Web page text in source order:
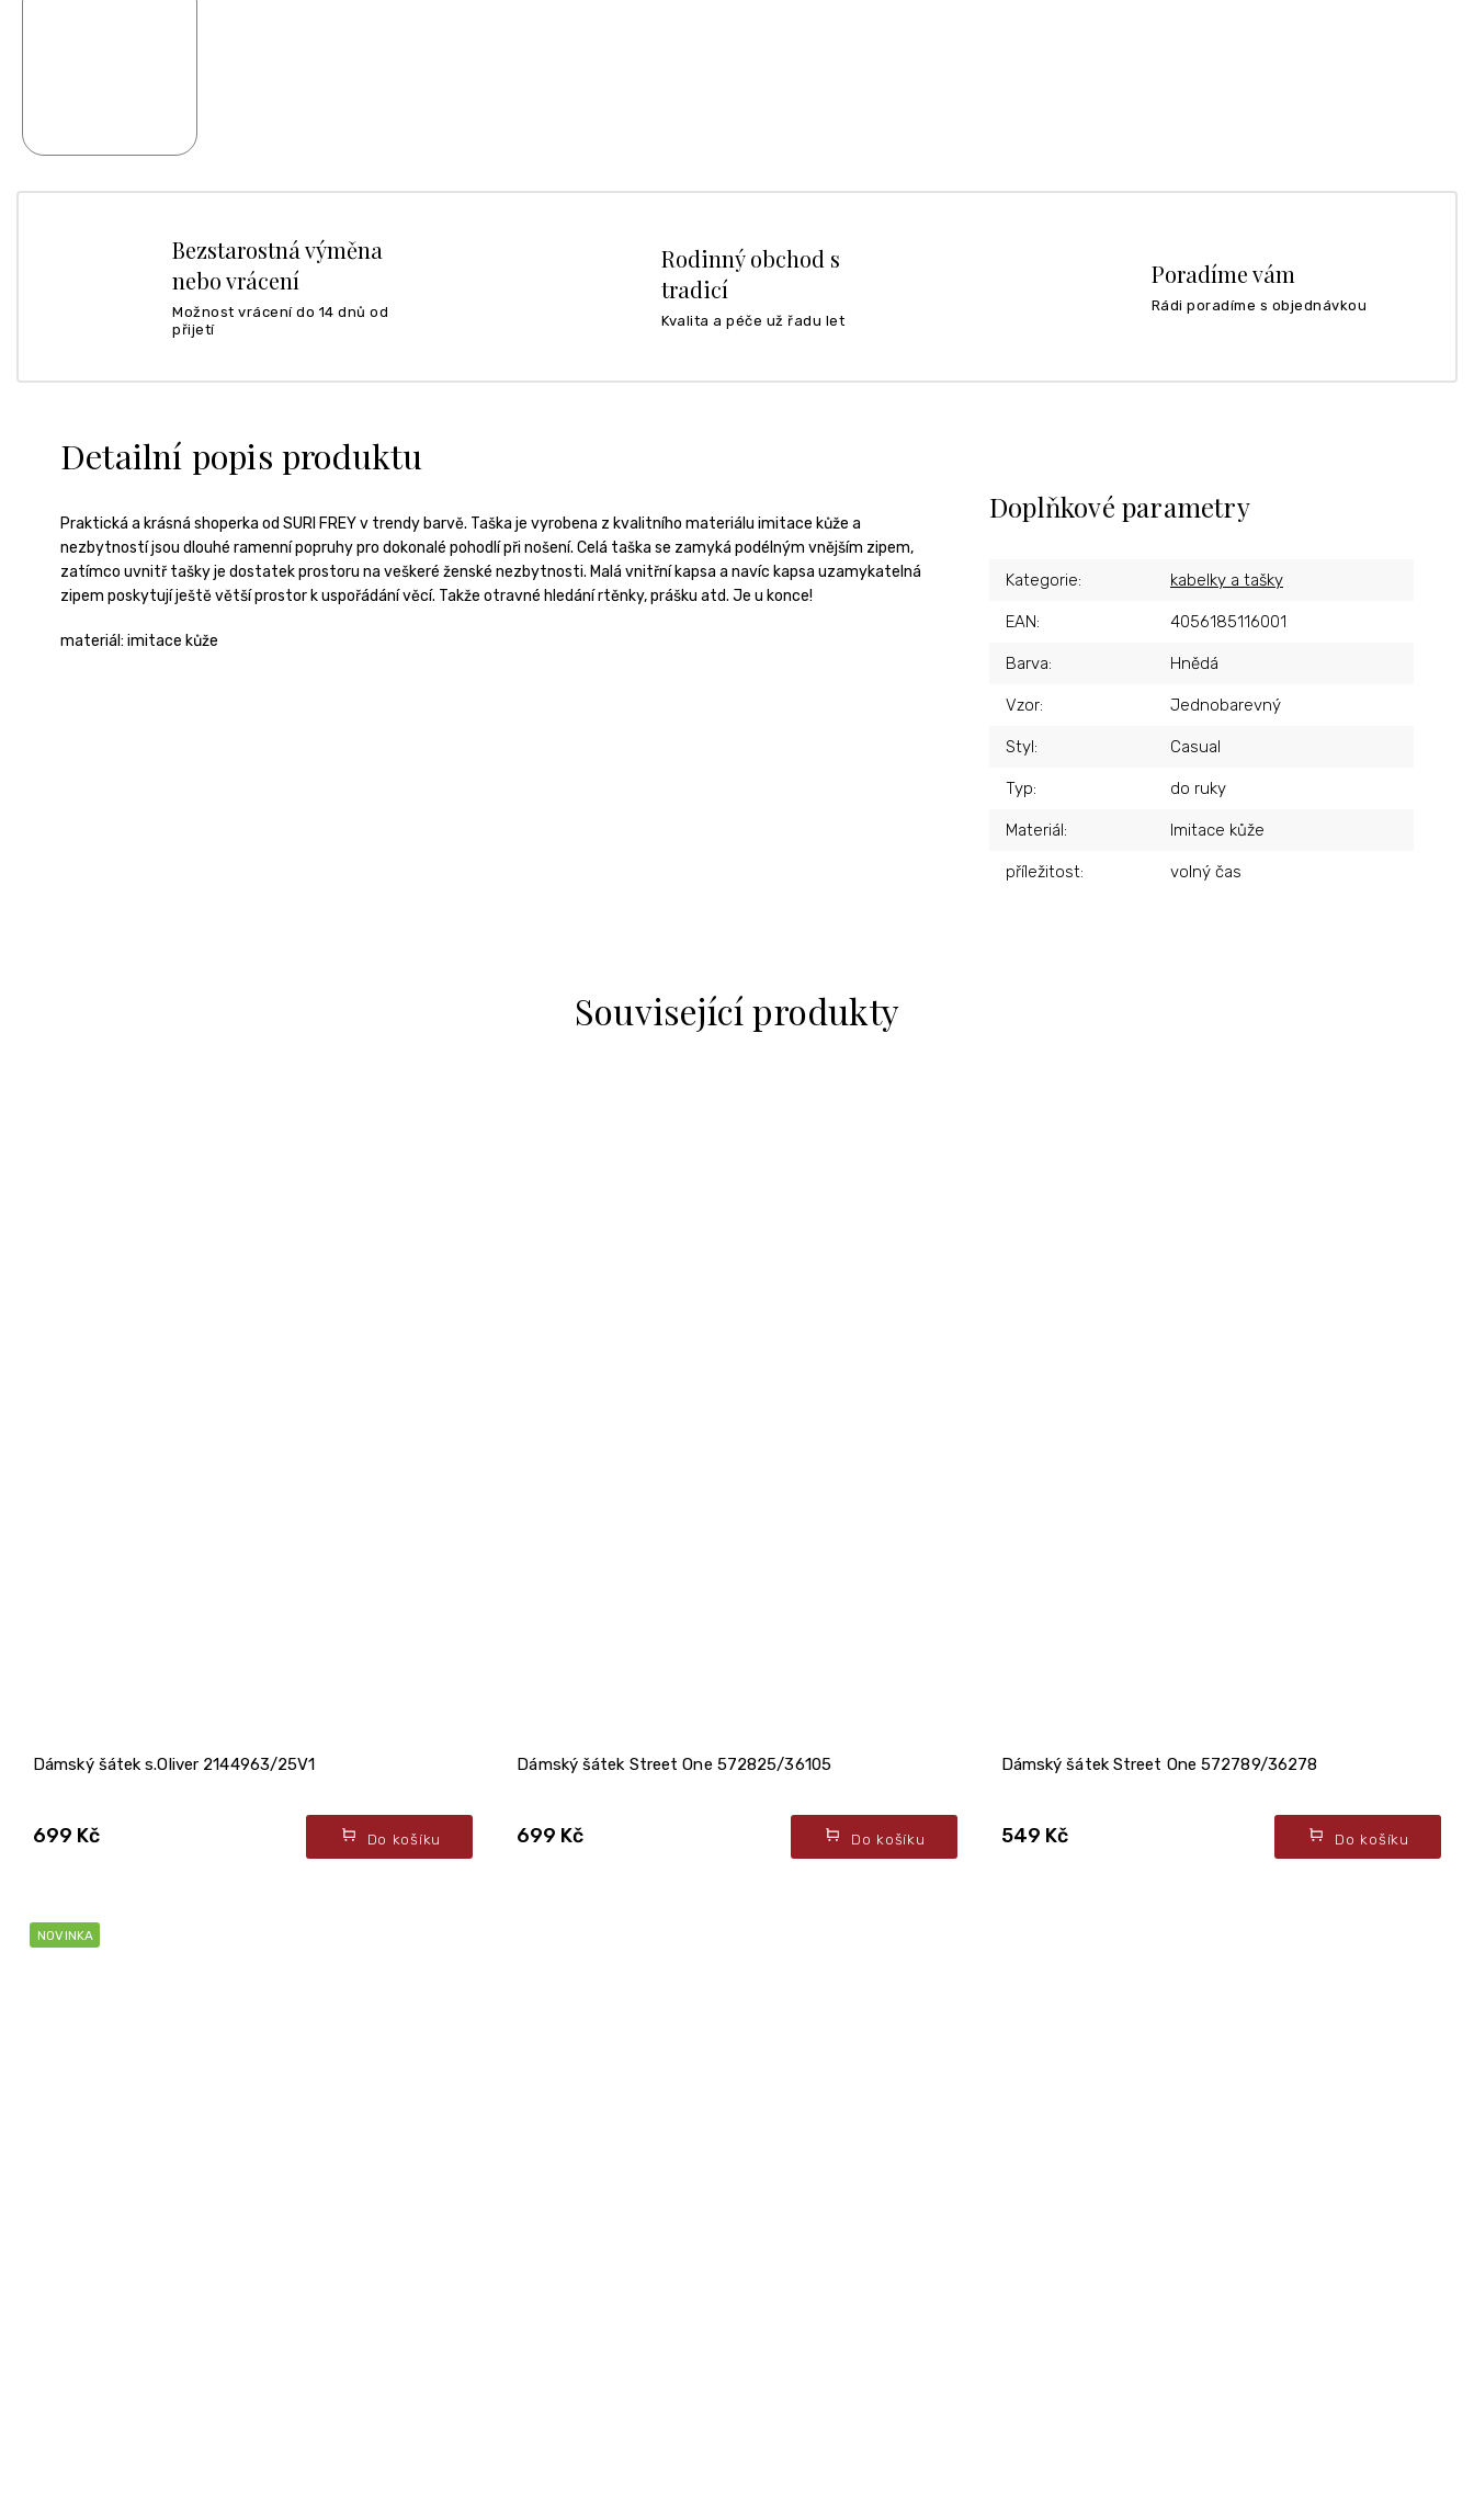
Bezstarostná výměna
nebo vrácení
Možnost vrácení do 14 dnů od
přijetí
Rodinný obchod s
tradicí
Kvalita a péče už řadu let
Poradíme vám
Rádi poradíme s objednávkou
Související produkty
Dámský šátek s.Oliver 2144963/25V1
699 Kč Do košíku
Dámský šátek Street One 572825/36105
699 Kč Do košíku
Dámský šátek Street One 572789/36278
549 Kč Do košíku
NOVINKA
Detailní popis produktu
Praktická a krásná shoperka od SURI FREY v trendy barvě. Taška je vyrobena z kvalitního materiálu imitace kůže a
nezbytností jsou dlouhé ramenní popruhy pro dokonalé pohodlí při nošení. Celá taška se zamyká podélným vnějším zipem,
zatímco uvnitř tašky je dostatek prostoru na veškeré ženské nezbytnosti. Malá vnitřní kapsa a navíc kapsa uzamykatelná
zipem poskytují ještě větší prostor k uspořádání věcí. Takže otravné hledání rtěnky, prášku atd. Je u konce!
materiál: imitace kůže
Doplňkové parametry
Kategorie: kabelky a tašky
EAN: 4056185116001
Barva: Hnědá
Vzor: Jednobarevný
Styl: Casual
Typ: do ruky
Materiál: Imitace kůže
příležitost: volný čas